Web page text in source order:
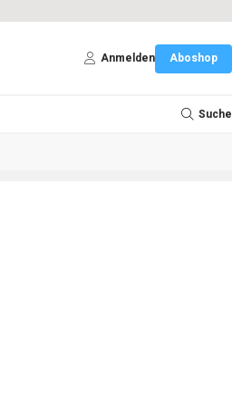
Anmelden Aboshop
Suche